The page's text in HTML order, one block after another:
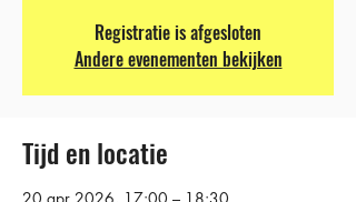
Registratie is afgesloten
Andere evenementen bekijken
Tijd en locatie